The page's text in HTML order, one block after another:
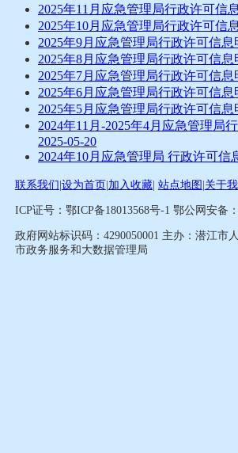
2025年11月应急管理局行政许可信
2025年10月应急管理局行政许可信
2025年9月应急管理局行政许可信息
2025年8月应急管理局行政许可信息
2025年7月应急管理局行政许可信息
2025年6月应急管理局行政许可信息
2025年5月应急管理局行政许可信息
2024年11月-2025年4月应急管理局
2025-05-20
2024年10月应急管理局 行政许可信
联系我们 设为首页 加入收藏| 站点地图 关于
ICP证号：鄂ICP备18013568号-1 鄂公网安备
政府网站标识码：4290050001 主办：潜江市
市政务服务和大数据管理局